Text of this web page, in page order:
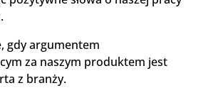
gdy argumentem
za naszym produktem jest
z branży.